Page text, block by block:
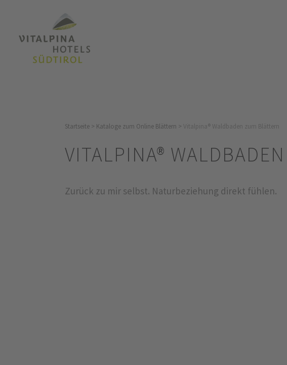
Startseite > Kataloge zum Online Blättern > Vitalpina® Waldbaden zum Blättern
VITALPINA®
Zurück zu mir selbst. Naturbeziehung direkt fühlen.